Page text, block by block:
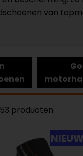
van
producten
NIEUW